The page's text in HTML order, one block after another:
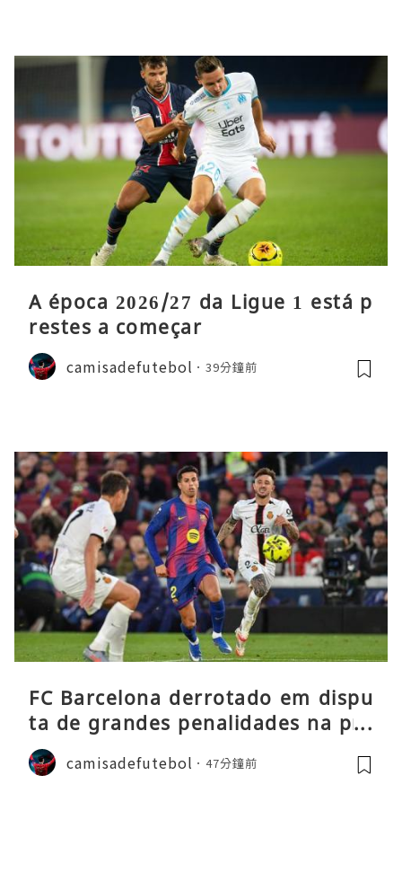
A época 2026/27 da Ligue 1 está p
restes a começar
camisadefutebol 39分鐘前
FC Barcelona derrotado em dispu
ta de grandes penalidades na pré
-época
camisadefutebol 47分鐘前